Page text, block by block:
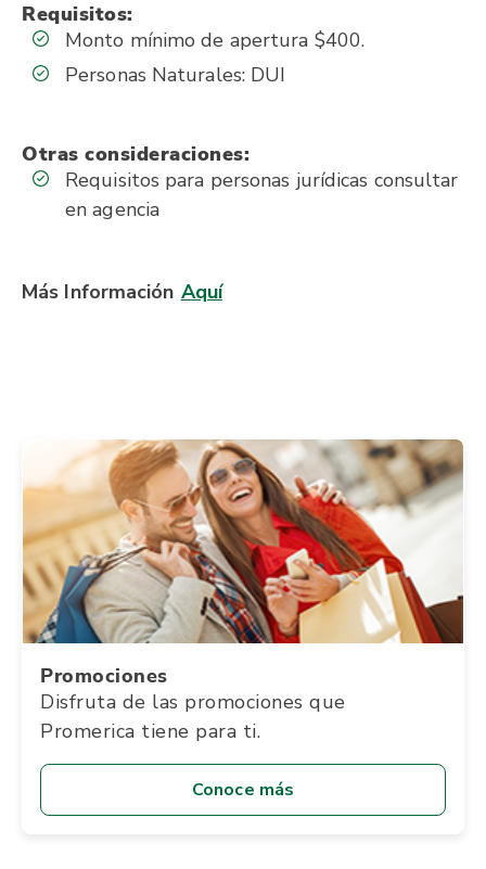
Requisitos:
Monto mínimo de apertura $400.
Personas Naturales: DUI
Otras consideraciones:
Requisitos para personas jurídicas consultar
en agencia
Más Información Aquí
Promociones
Disfruta de las promociones que
Promerica tiene para ti.
Conoce más